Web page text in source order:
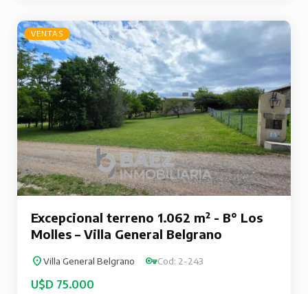
VENTAS
Excepcional terreno 1.062 m² - B° Los
Molles – Villa General Belgrano
Villa General Belgrano Cod: 2-243
U$D 75.000